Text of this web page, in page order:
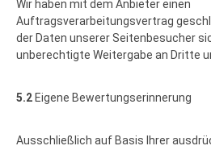
Wir haben mit dem Anbieter einen
Auftragsverarbeitungsvertrag
der Daten unserer Seitenbesucher
unberechtigte Weitergabe an Dritte
5.2 Eigene Bewertungserinnerung
Ausschließlich auf Basis Ihrer